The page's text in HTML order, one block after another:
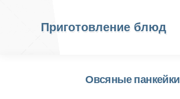
Приготовление блюд
Овсяные панкейки